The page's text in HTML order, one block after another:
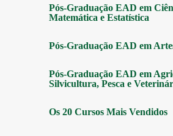
Pós-Graduação EAD em
Matemática e Estatística
Pós-Graduação EAD em
Pós-Graduação EAD em
Silvicultura, Pesca e
Os 20 Cursos Mais Vendidos